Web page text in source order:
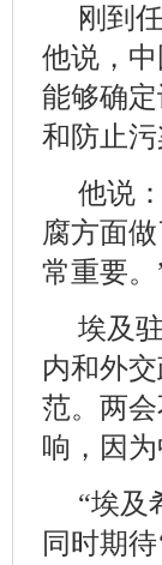
刚到
他说，
能够确
和防止污
他说
腐方面
常重要。
埃及
内和外
范。两
响，因
“埃及
同时期